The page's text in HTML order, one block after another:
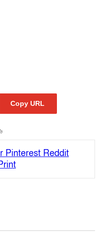
Copy URL
Pinterest Reddit